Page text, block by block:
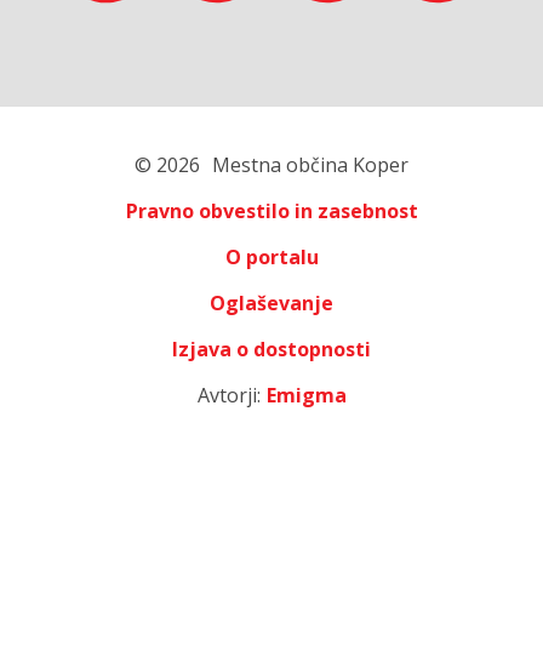
© 2026 Mestna občina Koper
Pravno obvestilo in zasebnost
O portalu
Oglaševanje
Izjava o dostopnosti
Avtorji: Emigma